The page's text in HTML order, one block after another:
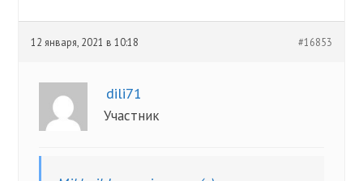
12 января, 2021 в 10:18 #16853
dili71
Участник